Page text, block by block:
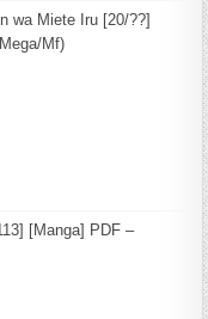
wa Miete Iru [20/??]
Mf)
[Manga] PDF –